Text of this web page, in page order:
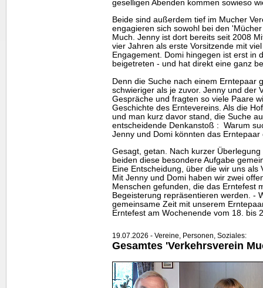
geselligen Abenden kommen sowieso
Beide sind außerdem tief im Mucher
engagieren sich sowohl bei den
Much. Jenny ist dort bereits seit 2008
vier Jahren als erste Vorsitzende mit
Engagement. Domi hingegen ist erst in
beigetreten - und hat direkt eine ganz
Denn die Suche nach einem Erntepaar
schwieriger als je zuvor. Jenny und der
Gespräche und fragten so viele Paare
Geschichte des Erntevereins. Als die
und man kurz davor stand, die Suche
entscheidende Denkanstoß : Warum
Jenny und Domi könnten das
Gesagt, getan. Nach kurzer
beiden diese besondere Aufgabe
Eine Entscheidung, über die wir uns
Mit Jenny und Domi haben wir zwei
Menschen gefunden, die das Erntefest
Begeisterung repräsentieren werden. -
gemeinsame Zeit mit unserem
Erntefest am Wochenende vom 18. bis
19.07.2026 - Vereine, Personen, Soziales:
Gesamtes 'Verkehrsverein